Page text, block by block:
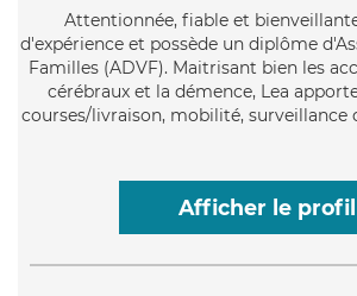
Attentionnée, fiable et
d'expérience et possède un diplôme
Familles (ADVF). Maitrisant bien les
cérébraux et la démence, Lea
courses/livraison, mobilité, surveillance
Afficher le profil